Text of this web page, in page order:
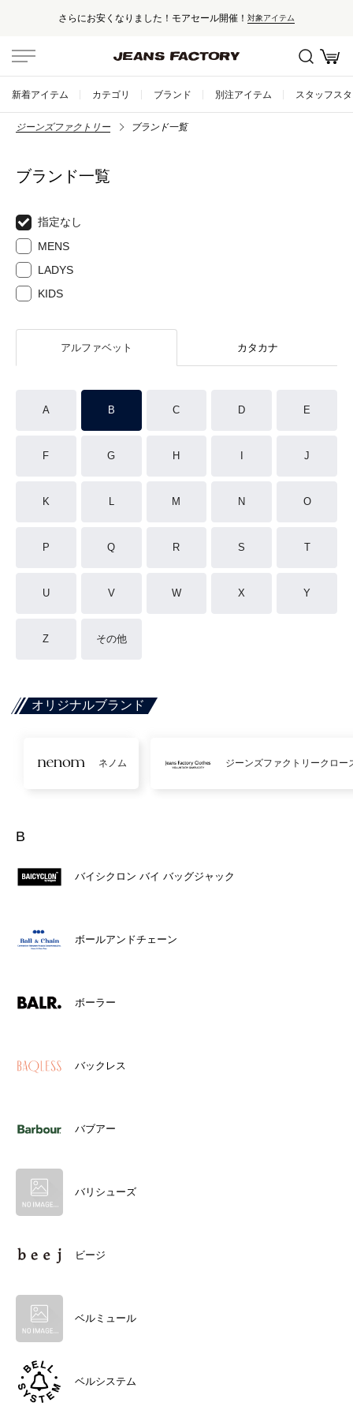
さらにお安くなりました！モアセール開催！ 対象アイテム
新着アイテム カテゴリ ブランド 別注アイテム スタッフス
ジーンズファクトリー ブランド一覧
ブランド一覧
指定なし
MENS
LADYS
KIDS
アルファベット カタカナ
A B C D E
F G H J
K L M N O
P Q R S T
U V W X Y
Z その他
オリジナルブランド
ネノム ジーンズファクトリークロー
B
バイシクロン バイ バッグジャック
ボールアンドチェーン
ボーラー
バックレス
バブアー
バリシューズ
ビージ
ベルミュール
ベルシステム